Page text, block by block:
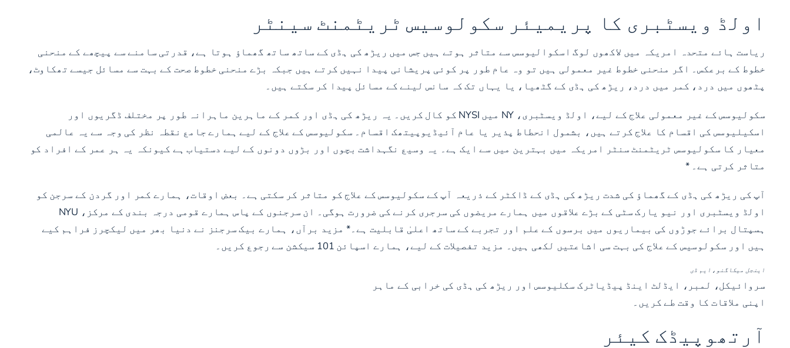
اولڈ ویسٹبری کا پریمیئر سکولوسیس ٹریٹمنٹ سینٹر
ریاست ہائے متحدہ امریکہ میں لاکھوں لوگ اسکوالیوسس سے متاثر ہوتے ہیں جس میں ریڑھ کی ہڈی کے ساتھ ساتھ گھماؤ ہوتا ہے، قدرتی سامنے سے پیچھے کے منحنی
خطوط کے برعکس۔ اگر منحنی خطوط غیر معمولی ہیں تو وہ عام طور پر کوئی پریشانی پیدا نہیں کرتے ہیں جبکہ بڑے منحنی خطوط صحت کے بہت سے مسائل جیسے تھکاوٹ،
پٹھوں میں درد، کمر میں درد، ریڑھ کی ہڈی کے گٹھیا، یا یہاں تک کہ سانس لینے کے مسائل پیدا کر سکتے ہیں۔
سکولیوسس کے غیر معمولی علاج کے لیے، اولڈ ویسٹبری، NY میں NYSI کو کال کریں۔ یہ ریڑھ کی ہڈی اور کمر کے ماہرین ماہرانہ طور پر مختلف ڈگریوں اور
اسکیلیوسس کی اقسام کا علاج کرتے ہیں، بشمول انحطاط پذیر یا عام آئیڈیوپیتھک اقسام۔ سکولیوسس کے علاج کے لیے ہمارے جامع نقطہ نظر کی وجہ سے یہ عالمی
معیار کا سکولیوسس ٹریٹمنٹ سنٹر امریکہ میں بہترین میں سے ایک ہے۔ یہ وسیع نگہداشت بچوں اور بڑوں دونوں کے لیے دستیاب ہے کیونکہ یہ ہر عمر کے افراد کو
متاثر کرتی ہے۔ *
آپ کی ریڑھ کی ہڈی کے گھماؤ کی شدت ریڑھ کی ہڈی کے ڈاکٹر کے ذریعہ آپ کے سکولیوسس کے علاج کو متاثر کر سکتی ہے۔ بعض اوقات، ہمارے کمر اور گردن کے سرجن کو
اولڈ ویسٹبری اور نیو یارک سٹی کے بڑے علاقوں میں ہمارے مریضوں کی سرجری کرنے کی ضرورت ہوگی۔ ان سرجنوں کے پاس ہمارے قومی درجہ بندی کے مرکز، NYU
ہسپتال برائے جوڑوں کی بیماریوں میں برسوں کے علم اور تجربے کے ساتھ اعلیٰ قابلیت ہے۔* مزید برآں، ہمارے بیک سرجنز نے دنیا بھر میں لیکچرز فراہم کیے
ہیں اور سکولوسیس کے علاج کی بہت سی اشاعتیں لکھی ہیں۔ مزید تفصیلات کے لیے، ہمارے اسپائن 101 سیکشن سے رجوع کریں۔
اینجل میکاگنو، ایم ڈی
سروائیکل، لمبر، ایڈلٹ اینڈ پیڈیاٹرک سکلیوسس اور ریڑھ کی ہڈی کی خرابی کے ماہر
اپنی ملاقات کا وقت طے کریں۔
آرتھوپیڈک کیئر